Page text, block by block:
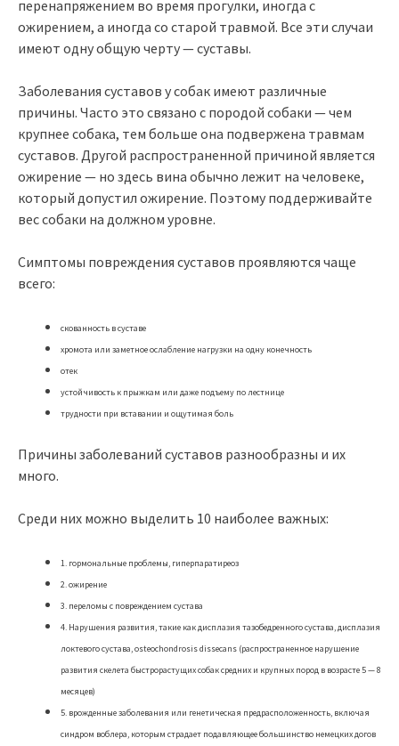
перенапряжением во время прогулки, иногда с
ожирением, а иногда со старой травмой. Все эти случаи
имеют одну общую черту — суставы.
Заболевания суставов у собак имеют различные
причины. Часто это связано с породой собаки — чем
крупнее собака, тем больше она подвержена травмам
суставов. Другой распространенной причиной является
ожирение — но здесь вина обычно лежит на человеке,
который допустил ожирение. Поэтому поддерживайте
вес собаки на должном уровне.
Симптомы повреждения суставов проявляются чаще
всего:
скованность в суставе
хромота или заметное ослабление нагрузки на одну конечность
отек
устойчивость к прыжкам или даже подъему по лестнице
трудности при вставании и ощутимая боль
Причины заболеваний суставов разнообразны и их
много.
Среди них можно выделить 10 наиболее важных:
1. гормональные проблемы, гиперпаратиреоз
2. ожирение
3. переломы с повреждением сустава
4. Нарушения развития, такие как дисплазия тазобедренного сустава, дисплазия
локтевого сустава, osteochondrosis dissecans (распространенное нарушение
развития скелета быстрорастущих собак средних и крупных пород в возрасте 5 — 8
месяцев)
5. врожденные заболевания или генетическая предрасположенность, включая
синдром воблера, которым страдает подавляющее большинство немецких догов